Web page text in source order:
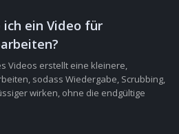
ein Video für
Videos erstellt eine kleinere,
sodass Wiedergabe, Scrubbing,
wirken, ohne die endgültige